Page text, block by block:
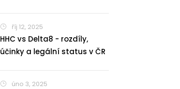
říj 12, 2025
HHC vs Delta8 - rozdíly,
účinky a legální status v ČR
úno 3, 2025